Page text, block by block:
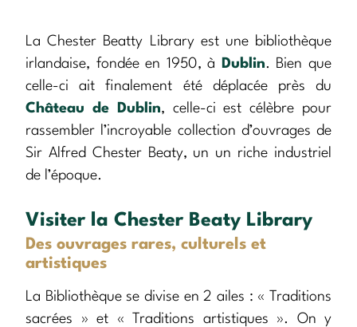
La Chester Beatty Library est une bibliothèque
irlandaise, fondée en 1950, à
Dublin. Bien que
celle-ci ait finalement été déplacée près du
Château de Dublin, celle-ci est célèbre pour
rassembler l’incroyable collection d’ouvrages de
Sir Alfred Chester Beaty, un un riche industriel
de l’époque.
Visiter la Chester Beaty Library
Des ouvrages rares, culturels et
artistiques
La Bibliothèque se divise en 2 ailes : « Traditions
sacrées » et « Traditions artistiques ». On y